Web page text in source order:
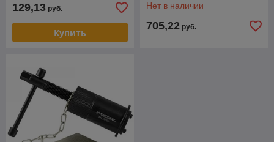
129,13 руб.
Купить
Нет в наличии
705,22 руб.